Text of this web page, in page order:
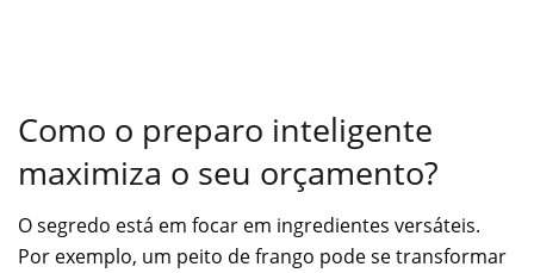
Como o preparo inteligente
maximiza o seu orçamento?
O segredo está em focar em ingredientes versáteis.
Por exemplo, um peito de frango pode se transformar